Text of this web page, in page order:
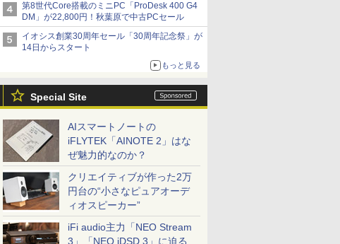
第8世代Core搭載のミニPC「ProDesk 400 G4
DM」が22,800円！秋葉原で中古PCセール
イオシス創業30周年セール「30周年記念祭」が
14日からスタート
もっと見る
Special Site
AIスマートノートの
iFLYTEK「AINOTE 2」はな
ぜ魅力的なのか？
クリエイティブが作った2万
円台の“小さなピュアオーデ
ィオスピーカー”
iFi audio主力「NEO Stream
3」「NEO iDSD 3」に迫る